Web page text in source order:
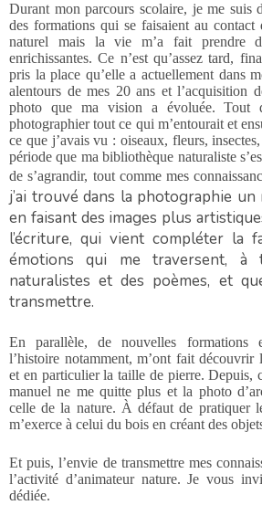
Durant mon parcours scolaire, je me suis
des formations qui se faisaient au contact
naturel mais la vie m’a fait prendre
enrichissantes. Ce n’est qu’assez tard,
pris la place qu’elle a actuellement dans
alentours de mes 20 ans et l’acquisition
photo que ma vision a évoluée. Tout
photographier tout ce qui m’entourait et
ce que j’avais vu : oiseaux, fleurs,
période que ma bibliothèque naturaliste
de s’agrandir, tout comme mes
j’ai trouvé dans la photographie un
en faisant des images plus
l’écriture, qui vient compléter la
émotions qui me traversent, à
naturalistes et des poèmes, et
transmettre.
En parallèle, de nouvelles formations
l’histoire notamment, m’ont fait découvrir
et en particulier la taille de pierre. Depuis,
manuel ne me quitte plus et la photo
celle de la nature. À défaut de pratiquer
m’exerce à celui du bois en créant des
Et puis, l’envie de transmettre mes
l’activité d’animateur nature. Je vous
dédiée.